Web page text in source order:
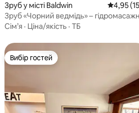
4,94 з 5, відгуки: 235
Зруб у місті Baldwin Середня
4,95
Зруб «Чорний ведмідь» –
ванна, можна з тваринами, на березі
Сім’я · Ціна/якість · ТБ
Вибір гостей
Вибір гостей